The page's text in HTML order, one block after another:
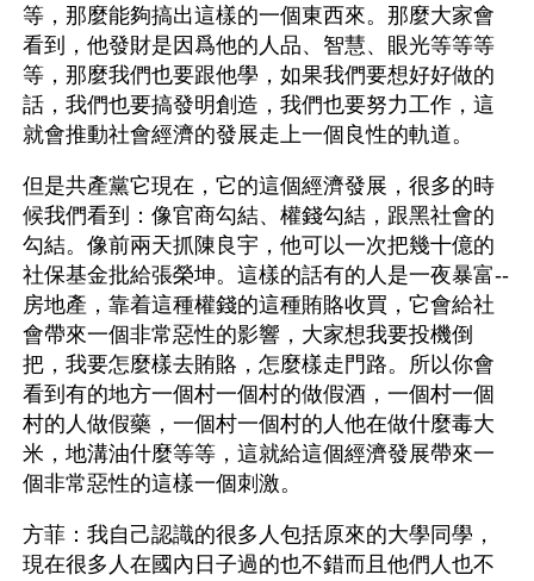
等，那麼能夠搞出這樣的一個東西來。那麼大家會
看到，他發財是因爲他的人品、智慧、眼光等等等
等，那麼我們也要跟他學，如果我們要想好好做的
話，我們也要搞發明創造，我們也要努力工作，這
就會推動社會經濟的發展走上一個良性的軌道。
但是共產黨它現在，它的這個經濟發展，很多的時
候我們看到：像官商勾結、權錢勾結，跟黑社會的
勾結。像前兩天抓陳良宇，他可以一次把幾十億的
社保基金批給張榮坤。這樣的話有的人是一夜暴富--
房地產，靠着這種權錢的這種賄賂收買，它會給社
會帶來一個非常惡性的影響，大家想我要投機倒
把，我要怎麼樣去賄賂，怎麼樣走門路。所以你會
看到有的地方一個村一個村的做假酒，一個村一個
村的人做假藥，一個村一個村的人他在做什麼毒大
米，地溝油什麼等等，這就給這個經濟發展帶來一
個非常惡性的這樣一個刺激。
方菲：我自己認識的很多人包括原來的大學同學，
現在很多人在國內日子過的也不錯而且他們人也不